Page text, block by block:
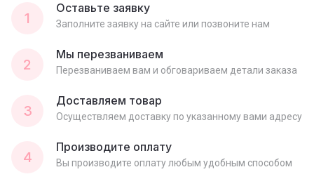
1
Оставьте заявку
Заполните заявку на сайте или позвоните нам
2
Мы перезваниваем
Перезваниваем вам и обговариваем детали заказа
3
Доставляем товар
Осуществляем доставку по указанному вами адресу
4
Производите оплату
Вы производите оплату любым удобным способом